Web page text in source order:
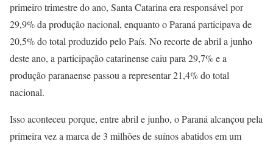
primeiro trimestre do ano, Santa Catarina era responsável por
29,9% da produção nacional, enquanto o Paraná participava de
20,5% do total produzido pelo País. No recorte de abril a junho
deste ano, a participação catarinense caiu para 29,7% e a
produção paranaense passou a representar 21,4% do total
nacional.
Isso aconteceu porque, entre abril e junho, o Paraná alcançou pela
primeira vez a marca de 3 milhões de suínos abatidos em um